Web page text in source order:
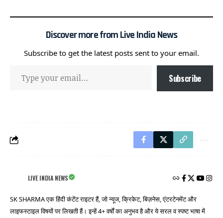
Discover more from Live India News
Subscribe to get the latest posts sent to your email.
Subscribe
LIVE INDIA NEWS
SK SHARMA एक हिंदी कंटेंट राइटर हैं, जो न्यूज, क्रिकेट, बिज़नेस, एंटरटेनमेंट और
लाइफस्टाइल विषयों पर लिखती हैं। इन्हें 4+ वर्षों का अनुभव है और ये सरल व स्पष्ट भाषा में